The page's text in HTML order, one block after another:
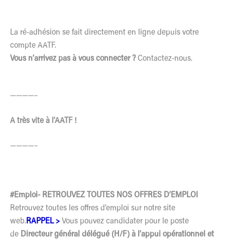
La ré-adhésion se fait directement en ligne depuis votre
compte AATF.
Vous n’arrivez pas à vous connecter ? Contactez-nous.
————–
A très vite à l’AATF !
————–
#Emploi- RETROUVEZ TOUTES NOS OFFRES D’EMPLOI
Retrouvez toutes les offres d’emploi sur notre site
web. RAPPEL > Vous pouvez candidater pour le poste
de Directeur général délégué (H/F) à l’appui opérationnel et